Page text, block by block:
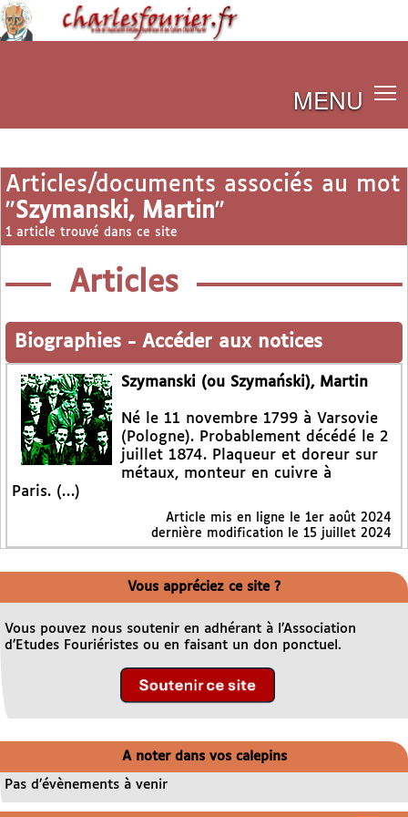
MENU
Articles/documents associés au mot
"Szymanski, Martin"
1 article trouvé dans ce site
Articles
Biographies - Accéder aux notices
Szymanski (ou Szymański), Martin
Né le 11 novembre 1799 à Varsovie
(Pologne). Probablement décédé le 2
juillet 1874. Plaqueur et doreur sur
métaux, monteur en cuivre à
Paris. (…)
Article mis en ligne le 1er août 2024
dernière modification le 15 juillet 2024
Vous appréciez ce site ?
Vous pouvez nous soutenir en adhérant à l’Association
d’Etudes Fouriéristes ou en faisant un don ponctuel.
A noter dans vos calepins
Pas d’évènements à venir